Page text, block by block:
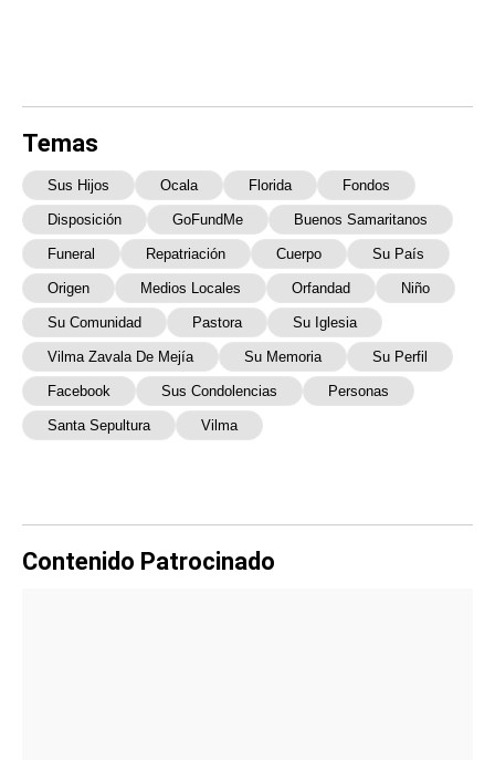
Temas
Sus Hijos Ocala Florida Fondos
Disposición GoFundMe Buenos Samaritanos
Funeral Repatriación Cuerpo Su País
Origen Medios Locales Orfandad Niño
Su Comunidad Pastora Su Iglesia
Vilma Zavala De Mejía Su Memoria Su Perfil
Facebook Sus Condolencias Personas
Santa Sepultura Vilma
Contenido Patrocinado